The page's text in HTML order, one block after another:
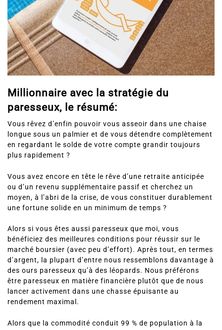
Millionnaire avec la stratégie du
paresseux, le résumé:
Vous rêvez d’enfin pouvoir vous asseoir dans une chaise
longue sous un palmier et de vous détendre complètement
en regardant le solde de votre compte grandir toujours
Vous avez encore en tête le rêve d’une retraite anticipée
ou d’un revenu supplémentaire passif et cherchez un
moyen, à l’abri de la crise, de vous constituer durablement
Alors si vous êtes aussi paresseux que moi, vous
bénéficiez des meilleures conditions pour réussir sur le
marché boursier (avec peu d’effort). Après tout, en termes
d’argent, la plupart d’entre nous ressemblons davantage à
des ours paresseux qu’à des léopards. Nous préférons
être paresseux en matière financière plutôt que de nous
lancer activement dans une chasse épuisante au